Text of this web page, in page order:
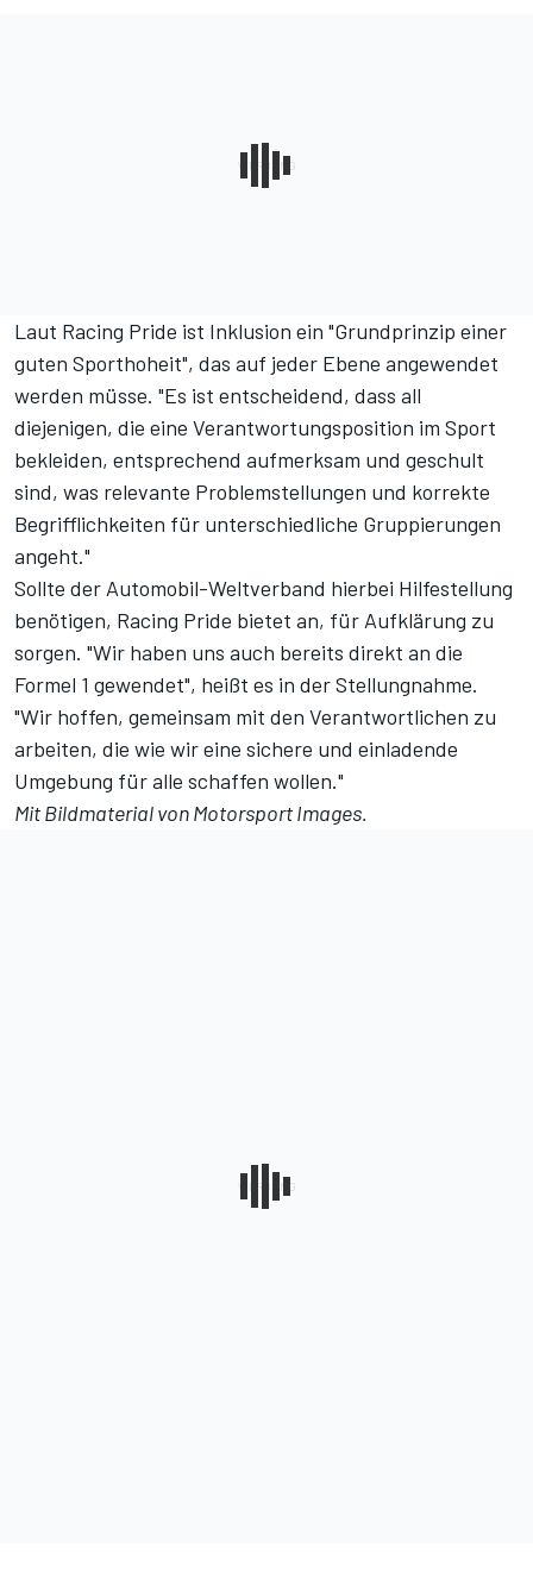
Laut Racing Pride ist Inklusion ein "Grundprinzip einer
guten Sporthoheit", das auf jeder Ebene angewendet
werden müsse. "Es ist entscheidend, dass all
diejenigen, die eine Verantwortungsposition im Sport
bekleiden, entsprechend aufmerksam und geschult
sind, was relevante Problemstellungen und korrekte
Begrifflichkeiten für unterschiedliche Gruppierungen
angeht."
Sollte der Automobil-Weltverband hierbei Hilfestellung
benötigen, Racing Pride bietet an, für Aufklärung zu
sorgen. "Wir haben uns auch bereits direkt an die
Formel 1 gewendet", heißt es in der Stellungnahme.
"Wir hoffen, gemeinsam mit den Verantwortlichen zu
arbeiten, die wie wir eine sichere und einladende
Umgebung für alle schaffen wollen."
Mit Bildmaterial vonMotorsport Images.